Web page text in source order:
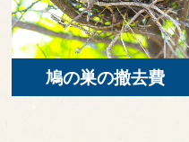
鳩の巣の撤去費